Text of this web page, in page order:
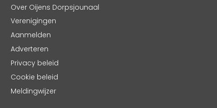
Over Oijens Dorpsjounaal
Verenigingen
Aanmelden
Adverteren
Privacy beleid
Cookie beleid
Meldingwijzer